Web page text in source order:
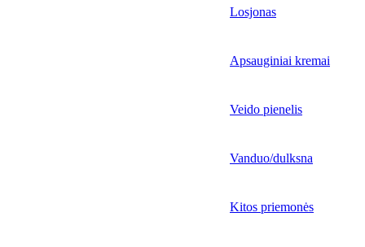
Losjonas
Apsauginiai kremai
Veido pienelis
Vanduo/dulksna
Kitos priemonės